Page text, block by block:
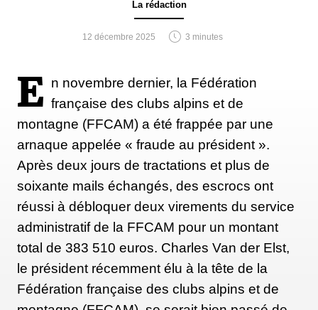
La rédaction
12 décembre 2025 3 minutes
E n novembre dernier, la Fédération
française des clubs alpins et de
montagne (FFCAM) a été frappée par une
arnaque appelée « fraude au président ».
Après deux jours de tractations et plus de
soixante mails échangés, des escrocs ont
réussi à débloquer deux virements du service
administratif de la FFCAM pour un montant
total de 383 510 euros. Charles Van der Elst,
le président récemment élu à la tête de la
Fédération française des clubs alpins et de